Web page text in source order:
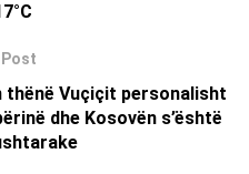
Post
thënë Vuçiçit personalisht
dhe Kosovën s’është